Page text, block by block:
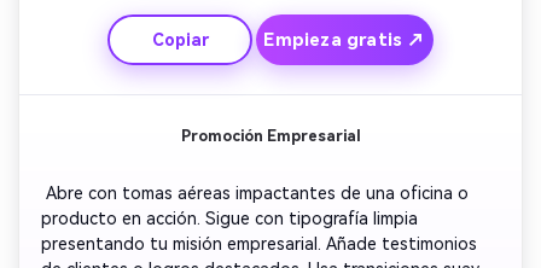
para personalizar el tono. Concluye con tu gamer tag
explotando en pantalla acompañado de un sonido de
power-up.
Copiar Empieza gratis ↗
Promoción Empresarial
Abre con tomas aéreas impactantes de una oficina o
producto en acción. Sigue con tipografía limpia
presentando tu misión empresarial. Añade testimonios